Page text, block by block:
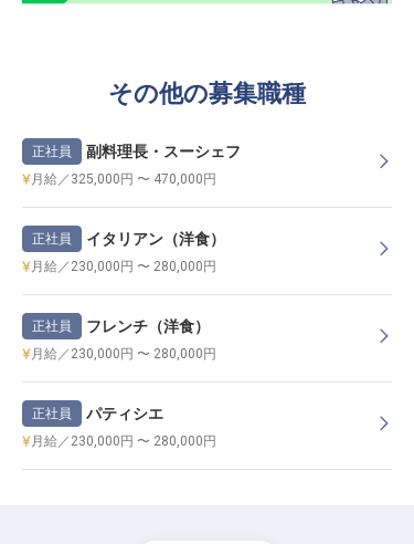
その他の募集職種
正社員 副料理長・スーシェフ
月給／325,000円 〜 470,000円
正社員 イタリアン（洋食）
月給／230,000円 〜 280,000円
正社員 フレンチ（洋食）
月給／230,000円 〜 280,000円
正社員 パティシエ
月給／230,000円 〜 280,000円